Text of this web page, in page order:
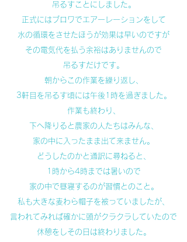
吊るすことにしました。
正式にはブロワでエアーレーションをして
水の循環をさせたほうが効果は早いのですが
その電気代を払う余裕はありませんので
吊るすだけです。
朝からこの作業を繰り返し、
3軒目を吊るす頃には午後1時を過ぎました。
作業も終わり、
下へ降りると農家の人たちはみんな、
家の中に入ったまま出て来ません。
どうしたのかと通訳に尋ねると、
1時から4時までは暑いので
家の中で昼寝するのが習慣とのこと。
私も大きな麦わら帽子を被っていましたが、
言われてみれば確かに頭がクラクラしていたので
休憩をしその日は終わりました。